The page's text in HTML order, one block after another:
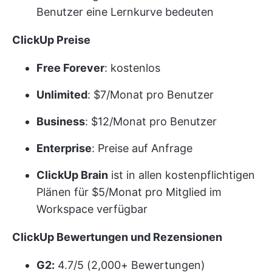
Benutzer eine Lernkurve bedeuten
ClickUp Preise
Free Forever: kostenlos
Unlimited: $7/Monat pro Benutzer
Business: $12/Monat pro Benutzer
Enterprise: Preise auf Anfrage
ClickUp Brain ist in allen kostenpflichtigen
Plänen für $5/Monat pro Mitglied im
Workspace verfügbar
ClickUp Bewertungen und Rezensionen
G2: 4.7/5 (2,000+ Bewertungen)